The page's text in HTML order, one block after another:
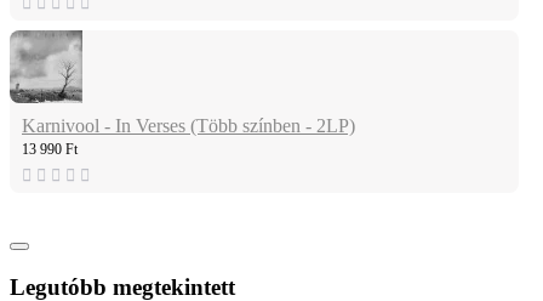
Karnivool - In Verses (Több színben - 2LP)
13 990 Ft
Legutóbb megtekintett